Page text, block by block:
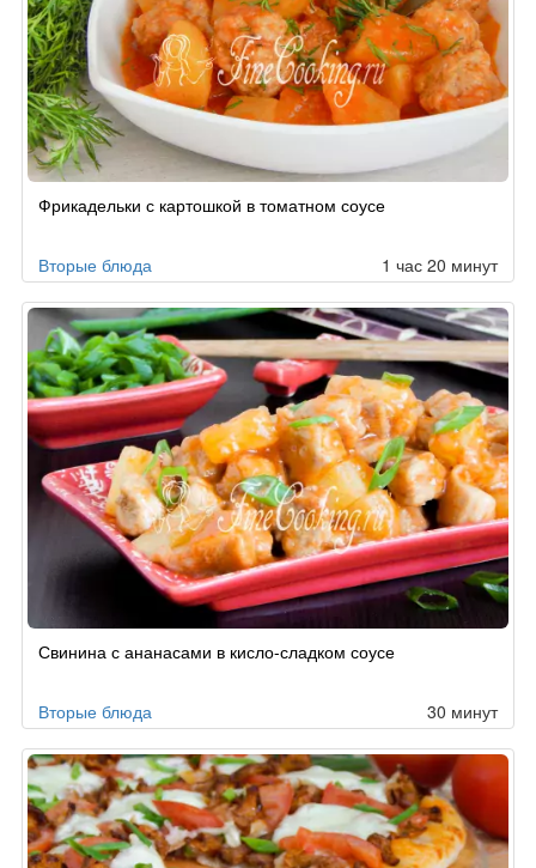
Фрикадельки с картошкой в томатном соусе
Вторые блюда 1 час 20 минут
Свинина с ананасами в кисло-сладком соусе
Вторые блюда 30 минут